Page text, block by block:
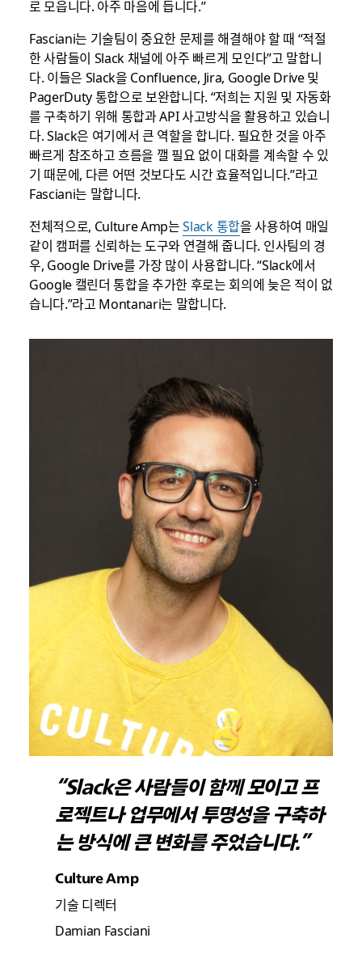
로 모읍니다. 아주 마음에 듭니다.”
Fasciani는 기술팀이 중요한 문제를 해결해야 할 때 “적절
한 사람들이 Slack 채널에 아주 빠르게 모인다”고 말합니
다. 이들은 Slack을 Confluence, Jira, Google Drive 및
PagerDuty 통합으로 보완합니다. “저희는 지원 및 자동화
를 구축하기 위해 통합과 API 사고방식을 활용하고 있습니
다. Slack은 여기에서 큰 역할을 합니다. 필요한 것을 아주
빠르게 참조하고 흐름을 깰 필요 없이 대화를 계속할 수 있
기 때문에, 다른 어떤 것보다도 시간 효율적입니다.”라고
Fasciani는 말합니다.
전체적으로, Culture Amp는Slack 통합을 사용하여 매일
같이 캠퍼를 신뢰하는 도구와 연결해 줍니다. 인사팀의 경
우, Google Drive를 가장 많이 사용합니다. “Slack에서
Google 캘린더 통합을 추가한 후로는 회의에 늦은 적이 없
습니다.”라고 Montanari는 말합니다.
“Slack은 사람들이 함께 모이고 프
로젝트나 업무에서 투명성을 구축하
는 방식에 큰 변화를 주었습니다.”
Culture Amp
기술 디렉터
Damian Fasciani